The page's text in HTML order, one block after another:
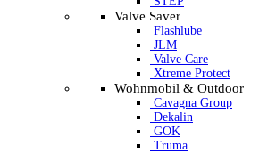
Valve Saver
Flashlube
JLM
Valve Care
Xtreme Protect
Wohnmobil & Outdoor
Cavagna Group
Dekalin
GOK
Truma